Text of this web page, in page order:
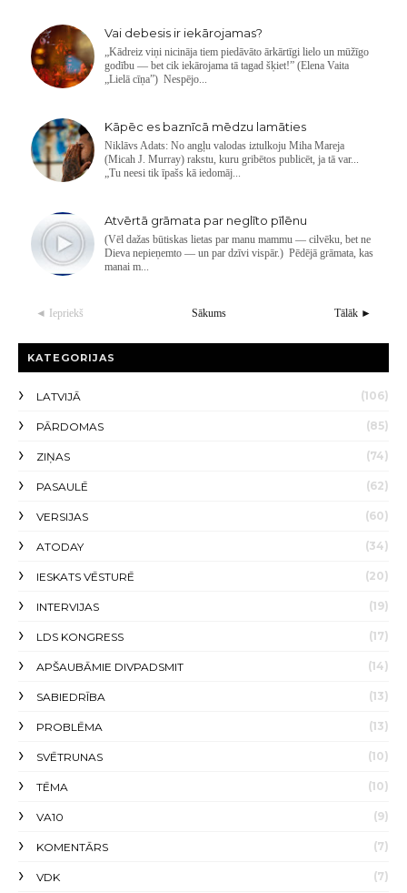
Vai debesis ir iekārojamas?
„Kādreiz viņi nicināja tiem piedāvāto ārkārtīgi lielo un mūžīgo
godību — bet cik iekārojama tā tagad šķiet!” (Elena Vaita
„Lielā cīņa”) Nespējo...
Kāpēc es baznīcā mēdzu lamāties
Niklāvs Adats: No angļu valodas iztulkoju Miha Mareja
(Micah J. Murray) rakstu, kuru gribētos publicēt, ja tā var...
„Tu neesi tik īpašs kā iedomāj...
Atvērtā grāmata par neglīto pīlēnu
(Vēl dažas būtiskas lietas par manu mammu — cilvēku, bet ne
Dieva nepieņemto — un par dzīvi vispār.) Pēdējā grāmata, kas
manai m...
◄ Iepriekš Tālāk ►
Sākums
KATEGORIJAS
LATVIJĀ (106)
PĀRDOMAS (85)
ZIŅAS (74)
PASAULĒ (62)
VERSIJAS (60)
ATODAY (34)
IESKATS VĒSTURĒ (20)
INTERVIJAS (19)
LDS KONGRESS (17)
APŠAUBĀMIE DIVPADSMIT (14)
SABIEDRĪBA (13)
PROBLĒMA (13)
SVĒTRUNAS (10)
TĒMA (10)
VA10 (9)
KOMENTĀRS (7)
VDK (7)